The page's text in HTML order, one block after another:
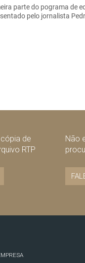
parte do pograma de
pelo jornalista
de
RTP
Não